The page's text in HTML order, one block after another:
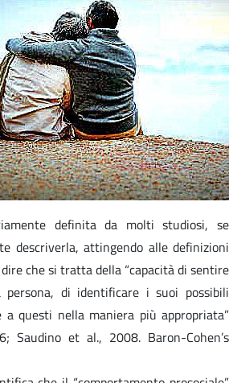
definita da molti studiosi, se
descriverla, attingendo alle definizioni
che si tratta della “capacità di sentire
di identificare i suoi possibili
a questi nella maniera più appropriata”
Saudino et al., 2008. Baron-Cohen’s